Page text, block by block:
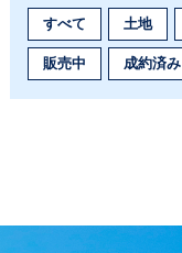
すべて 土地
販売中 成約済み